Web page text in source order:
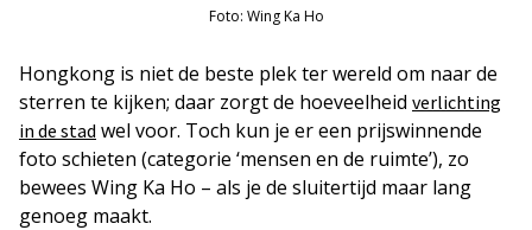
Foto: Wing Ka Ho
Hongkong is niet de beste plek ter wereld om naar de
sterren te kijken; daar zorgt de hoeveelheid verlichting
in de stad wel voor. Toch kun je er een prijswinnende
foto schieten (categorie ‘mensen en de ruimte’), zo
bewees Wing Ka Ho – als je de sluitertijd maar lang
genoeg maakt.